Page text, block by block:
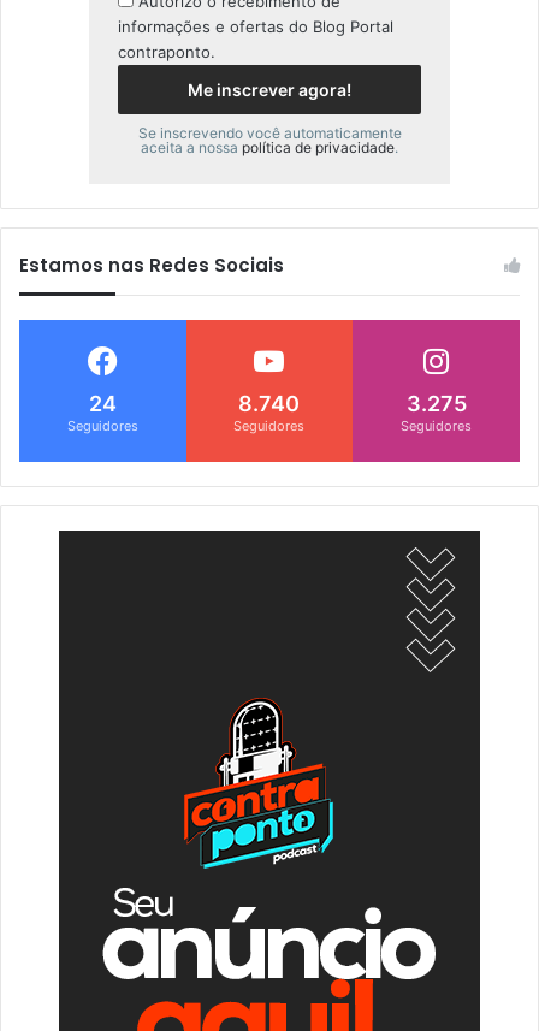
informações e ofertas do Blog Portal
contraponto.
Se inscrevendo você automaticamente
aceita a nossa política de privacidade.
Estamos nas Redes Sociais
24
Seguidores
8.740
Seguidores
3.275
Seguidores